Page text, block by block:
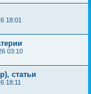
18:01
03:10
статьи
18:11